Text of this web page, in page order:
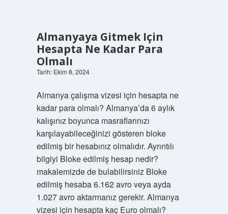
Almanyaya Gitmek Için
Hesapta Ne Kadar Para
Olmalı
Tarih: Ekim 8, 2024
Almanya çalışma vizesi için hesapta ne
kadar para olmalı? Almanya’da 6 aylık
kalışınız boyunca masraflarınızı
karşılayabileceğinizi gösteren bloke
edilmiş bir hesabınız olmalıdır. Ayrıntılı
bilgiyi Bloke edilmiş hesap nedir?
makalemizde de bulabilirsiniz Bloke
edilmiş hesaba 6.162 avro veya ayda
1.027 avro aktarmanız gerekir. Almanya
vizesi için hesapta kaç Euro olmalı?